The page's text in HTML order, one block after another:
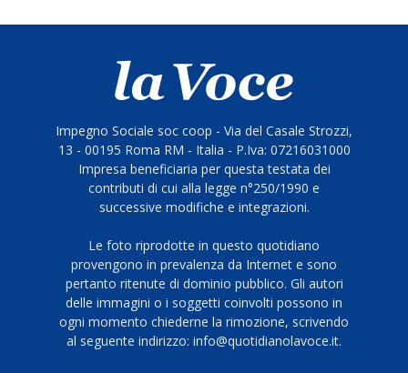
Impegno Sociale soc coop - Via del Casale Strozzi,
13 - 00195 Roma RM - Italia - P.Iva: 07216031000
Impresa beneficiaria per questa testata dei
contributi di cui alla legge n°250/1990 e
successive modifiche e integrazioni.
Le foto riprodotte in questo quotidiano
provengono in prevalenza da Internet e sono
pertanto ritenute di dominio pubblico. Gli autori
delle immagini o i soggetti coinvolti possono in
ogni momento chiederne la rimozione, scrivendo
al seguente indirizzo: info@quotidianolavoce.it.